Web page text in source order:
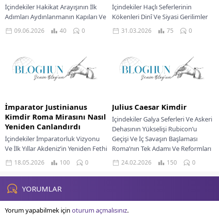
İçindekiler Hakikat Arayışının İlk
Adımları Aydınlanmanın Kapıları Ve
Yeni Bir Felsefe Öğretinin Yayılışı Ve
Sangha’nın Oluşumu Bir
09.06.2026 40 0
İçindekiler Haçlı Seferlerinin
Kökenleri Dinî Ve Siyasi Gerilimler
Papa Urbanus’un Çağrısı Ve İlk
Haçlı Seferinin Başlangıcı Kutsal
31.03.2026 75 0
İmparator Justinianus
Kimdir Roma Mirasını Nasıl
Yeniden Canlandırdı
İçindekiler İmparatorluk Vizyonu
Ve İlk Yıllar Akdeniz’in Yeniden Fethi
Hukukun Mirası Sanat Ve İnancın
Yükselişi Büyük İmparatorluğun
Yükü Justinianus Döneminin...
18.05.2026 100 0
Julius Caesar Kimdir
İçindekiler Galya Seferleri Ve Askeri
Dehasının Yükselişi Rubicon’u
Geçişi Ve İç Savaşın Başlaması
Roma’nın Tek Adamı Ve Reformları
Mart İdeleri...
24.02.2026 150 0
YORUMLAR
Yorum yapabilmek için oturum açmalısınız.